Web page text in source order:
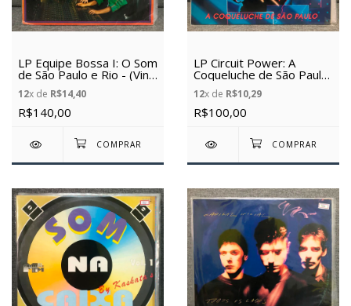
LP Equipe Bossa I: O Som
de São Paulo e Rio - (Vinil
Usado)
12x de R$14,40
R$140,00
LP Circuit Power: A
Coqueluche de São Paulo
- (Vinil Usado)
12x de R$10,29
R$100,00